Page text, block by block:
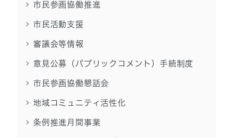
市民参画協働推進
市民活動支援
審議会等情報
意見公募（パブリックコメント）手続制度
市民参画協働懇話会
地域コミュニティ活性化
条例推進月間事業